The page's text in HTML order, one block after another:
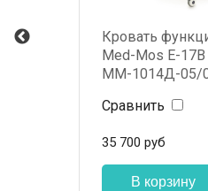
Кровать
Med-Mos Е-17В
MМ-1014Д-05/
Сравнить
35 700 руб